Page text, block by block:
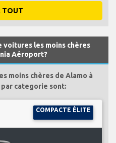
TOUT
voitures les moins chères
Aéroport?
moins chères de Alamo à
categorie sont:
COMPACTE ÉLITE